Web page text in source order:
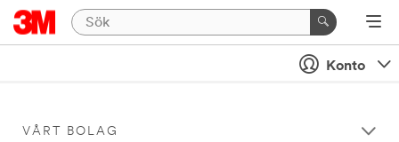
Konto
VÅRT BOLAG